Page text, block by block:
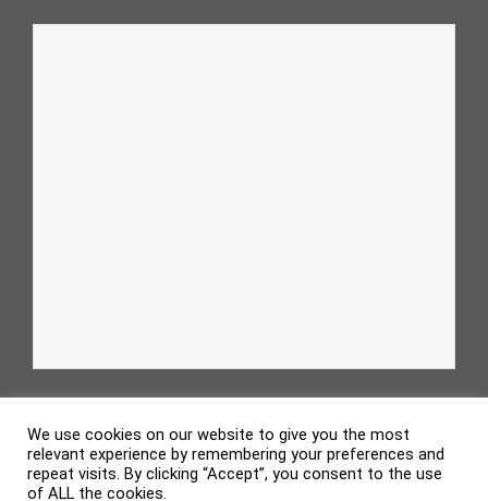
We use cookies on our website to give you the most
relevant experience by remembering your preferences and
repeat visits. By clicking “Accept”, you consent to the use
of ALL the cookies.